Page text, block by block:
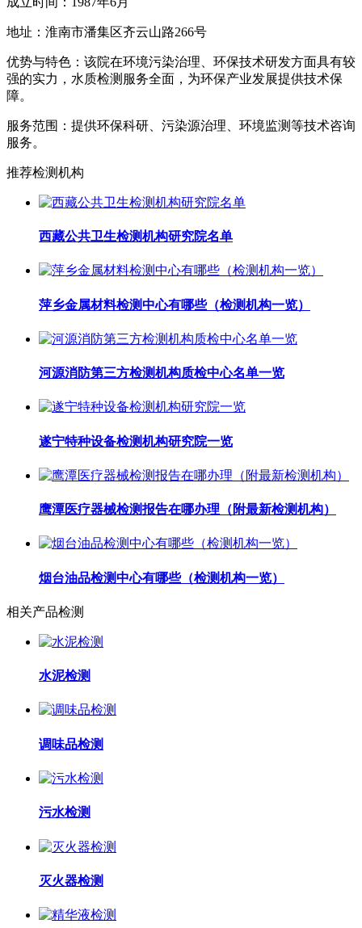
地址：淮南市潘集区齐云山路266号
优势与特色：该院在环境污染治理、环保技术研发方面具有较
强的实力，水质检测服务全面，为环保产业发展提供技术保
障。
服务范围：提供环保科研、污染源治理、环境监测等技术咨询
服务。
推荐检测机构
西藏公共卫生检测机构研究院名单
萍乡金属材料检测中心有哪些（检测机构一览）
河源消防第三方检测机构质检中心名单一览
遂宁特种设备检测机构研究院一览
鹰潭医疗器械检测报告在哪办理（附最新检测机构）
烟台油品检测中心有哪些（检测机构一览）
相关产品检测
水泥检测
调味品检测
污水检测
灭火器检测